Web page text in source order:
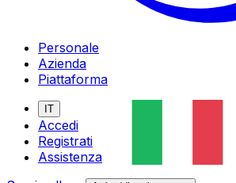
Personale
Azienda
Piattaforma
IT
Accedi
Registrati
Assistenza